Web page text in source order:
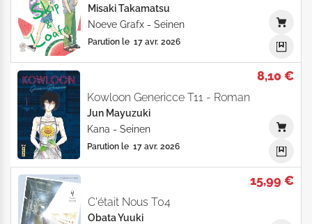
Misaki Takamatsu
Noeve Grafx - Seinen
Parution le 17 avr. 2026
8,10 €
Kowloon Genericce T11 - Roman
Jun Mayuzuki
Kana - Seinen
Parution le 17 avr. 2026
15,99 €
C'était Nous T04
Obata Yuuki